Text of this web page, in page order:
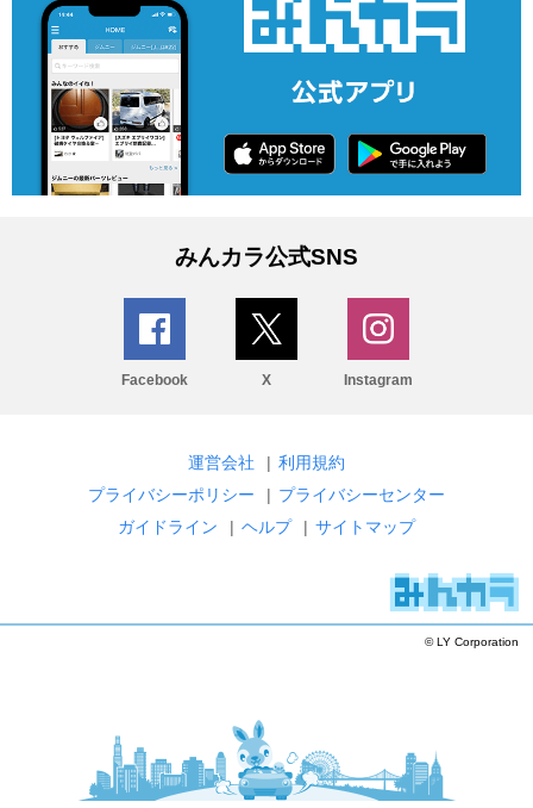
みんカラ公式SNS
Facebook X Instagram
運営会社 | 利用規約
プライバシーポリシー
| プライバシーセンター
ガイドライン
| ヘルプ | サイトマップ
© LY Corporation